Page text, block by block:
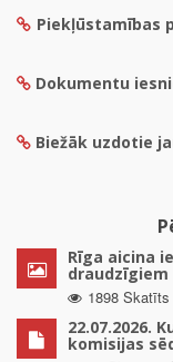
Piekļūstamības
Dokumentu
Biežāk uzdotie
Rīga aicina
1898 Skatīts
22.07.2026.
komisijas